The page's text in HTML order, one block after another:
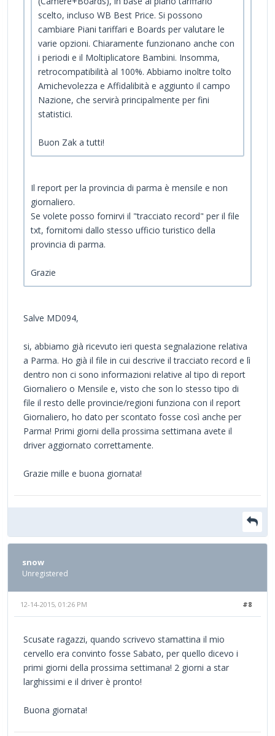
scelto, incluso WB Best Price. Si possono
cambiare Piani tariffari e Boards per valutare le
varie opzioni. Chiaramente funzionano anche con
i periodi e il Moltiplicatore Bambini. Insomma,
retrocompatibilità al 100%. Abbiamo inoltre tolto
Amichevolezza e Affidalibità e aggiunto il campo
Nazione, che servirà principalmente per fini
statistici.
Buon Zak a tutti!
Il report per la provincia di parma è mensile e non
giornaliero.
Se volete posso fornirvi il "tracciato record" per il file
txt, fornitomi dallo stesso ufficio turistico della
provincia di parma.
Grazie
Salve MD094,
si, abbiamo già ricevuto ieri questa segnalazione relativa
a Parma. Ho già il file in cui descrive il tracciato record e lì
dentro non ci sono informazioni relative al tipo di report
Giornaliero o Mensile e, visto che son lo stesso tipo di
file il resto delle provincie/regioni funziona con il report
Giornaliero, ho dato per scontato fosse così anche per
Parma! Primi giorni della prossima settimana avete il
driver aggiornato correttamente.
Grazie mille e buona giornata!
snow
Unregistered
#8
12-14-2015, 01:26 PM
Scusate ragazzi, quando scrivevo stamattina il mio
cervello era convinto fosse Sabato, per quello dicevo i
primi giorni della prossima settimana! 2 giorni a star
larghissimi e il driver è pronto!
Buona giornata!